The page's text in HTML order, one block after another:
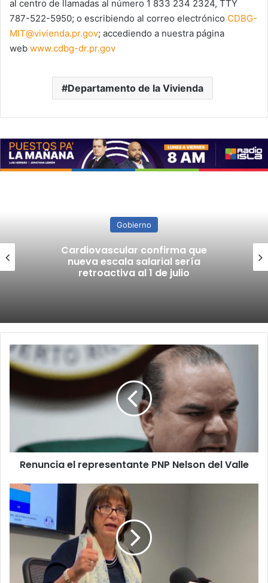
al centro de llamadas al número 1 833 234 2324, TTY
787-522-5950; o escribiendo al correo electrónico CDBG-
MIT@vivienda.pr.gov; accediendo a nuestra página
web www.cdbg-dr.pr.gov
Departamento de la Vivienda
Gobierno
Cardiovascular confirma que
nueva escala salarial sería
retroactiva al 1 de julio
Renuncia
el
representante
Nelson
del
Renuncia el representante PNP Nelson del Valle
JCF
pide
información
al
Secretario
Educación
sobre